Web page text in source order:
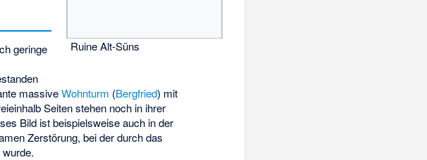
Ruine Alt-Süns
geringe
massiveWohnturm (Bergfried) mit
Seiten stehen noch in ihrer
Bild ist beispielsweise auch in der
Zerstörung, bei der durch das